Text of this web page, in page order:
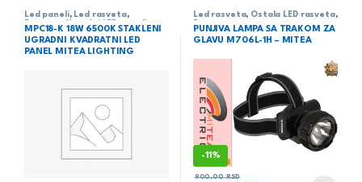
Led paneli, Led rasveta,
MPC18-K 18W 6500K STAKLENI
UGRADNI KVADRATNI LED
PANEL MITEA LIGHTING
Led rasveta, Ostala LED rasveta,
PUNJIVA LAMPA SA TRAKOM ZA
GLAVU M706L-1H – MITEA
-11%
900,00RSD